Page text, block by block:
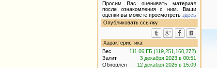
Просим Вас оценивать материал
после ознакомления с ним. Ваши
оценки вы можете просмотреть здесь
Опубликовать ссылку
Характеристика
Вес
111.06 ГБ (119,251,160,272)
Залит
3 декабря 2023 в 00:51
Обновлен
12 декабря 2025 в 15:09